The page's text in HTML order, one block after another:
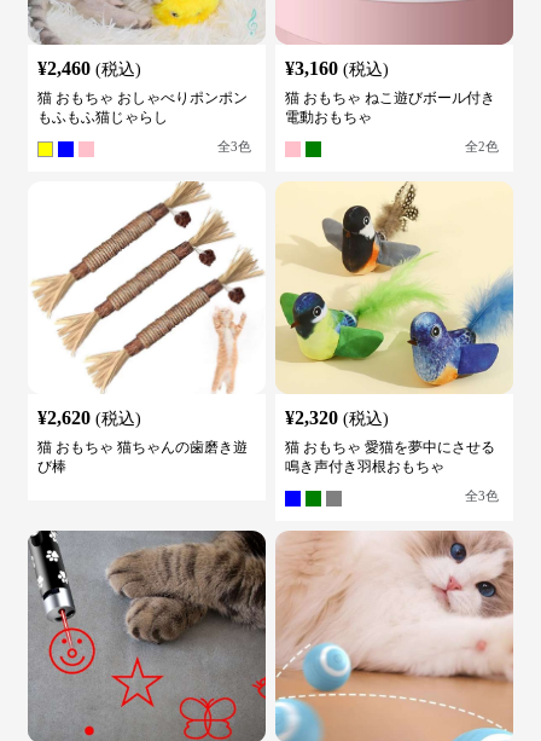
¥2,460 (税込)
猫 おもちゃ おしゃべりポンポン
もふもふ猫じゃらし
全3色
¥3,160 (税込)
猫 おもちゃ ねこ遊びボール付き
電動おもちゃ
全2色
¥2,620 (税込)
猫 おもちゃ 猫ちゃんの歯磨き遊
び棒
¥2,320 (税込)
猫 おもちゃ 愛猫を夢中にさせる
鳴き声付き羽根おもちゃ
全3色